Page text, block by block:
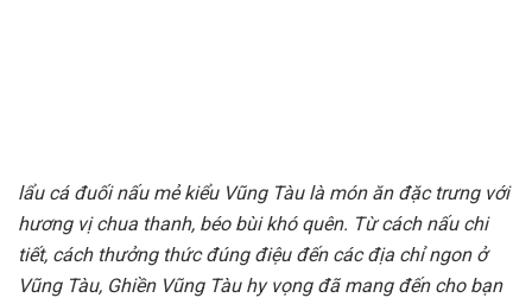
lẩu cá đuối nấu mẻ kiểu Vũng Tàu là món ăn đặc trưng với
hương vị chua thanh, béo bùi khó quên. Từ cách nấu chi
tiết, cách thưởng thức đúng điệu đến các địa chỉ ngon ở
Vũng Tàu, Ghiền Vũng Tàu hy vọng đã mang đến cho bạn